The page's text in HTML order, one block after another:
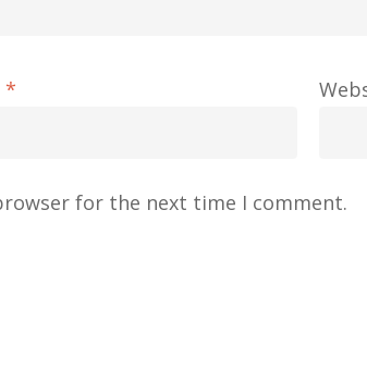
*
for the next time I comment.